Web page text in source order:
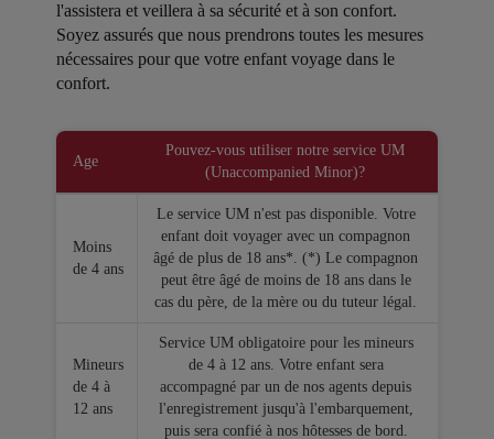
l'assistera et veillera à sa sécurité et à son confort.
Soyez assurés que nous prendrons toutes les mesures
nécessaires pour que votre enfant voyage dans le
confort.
Age
Pouvez-vous utiliser notre service UM
(Unaccompanied Minor)?
Moins
de 4 ans
Le service UM n'est pas disponible. Votre
enfant doit voyager avec un compagnon
âgé de plus de 18 ans*. (*) Le compagnon
peut être âgé de moins de 18 ans dans le
cas du père, de la mère ou du tuteur légal.
Mineurs
de 4 à
12 ans
Service UM obligatoire pour les mineurs
de 4 à 12 ans. Votre enfant sera
accompagné par un de nos agents depuis
l'enregistrement jusqu'à l'embarquement,
puis sera confié à nos hôtesses de bord.